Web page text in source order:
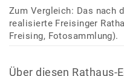
Zum Vergleich: Das nach
realisierte Freisinger
Freising, Fotosammlung).
Über diesen Rathaus-